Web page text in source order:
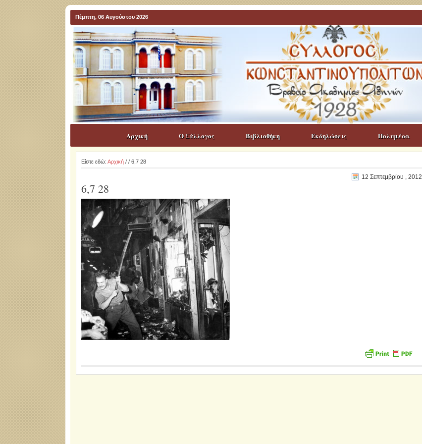
Πέμπτη, 06 Αυγούστου 2026
Αρχική Ο Σύλλογος Βιβλιοθήκη Εκδηλώσεις Πολυμέσα
Είστε εδώ: Αρχική/ / 6,7 28
12 Σεπτεμβρίου , 2012
6,7 28